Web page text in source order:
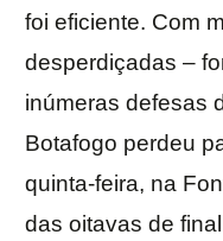
foi eficiente. Com
desperdiçadas –
inúmeras defesas
Botafogo perdeu
quinta-feira, na
das oitavas de